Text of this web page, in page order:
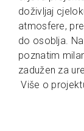
doživljaj
atmosfere,
do osoblja.
poznatim
zadužen za
Više o